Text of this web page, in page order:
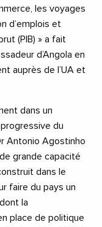
les voyages
d’emplois et
(PIB) » a fait
d’Angola en
auprès de l’UA et
dans un
du
Antonio Agostinho
grande capacité
dans le
faire du pays un
la
place de politique